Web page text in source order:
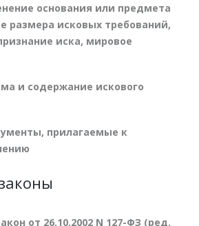
основания или предмета
размера исковых требований,
иска, мировое
и содержание искового
прилагаемые к
от 26.10.2002 N 127-ФЗ (ред.